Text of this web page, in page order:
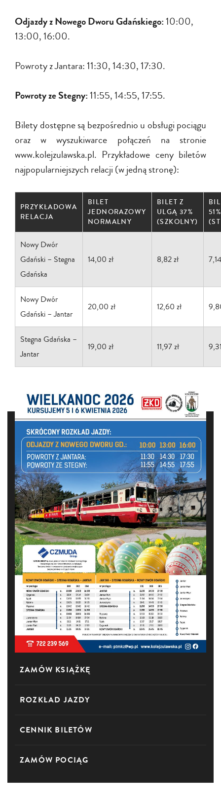
Odjazdy z Nowego Dworu Gdańskiego:10:00,
13:00, 16:00.
Powroty z Jantara: 11:30, 14:30, 17:30.
Powroty ze Stegny:11:55, 14:55, 17:55.
Bilety dostępne są bezpośrednio u obsługi pociągu
oraz w wyszukiwarce połączeń na stronie
www.kolejzulawska.pl. Przykładowe ceny biletów
najpopularniejszych relacji (w jedną stronę):
PRZYKŁADOWA
RELACJA
BILET
JEDNORAZOWY
NORMALNY
BILET Z
ULGĄ 37%
(SZKOLNY)
51%
Nowy Dwór
Gdański – Stegna
Gdańska
14,00 zł 8,82 zł
Nowy Dwór
Gdański – Jantar
20,00 zł 12,60 zł
Stegna Gdańska –
Jantar
19,00 zł 11,97 zł
ZAMÓW KSIĄŻKĘ
ROZKŁAD JAZDY
CENNIK BILETÓW
ZAMÓW POCIĄG